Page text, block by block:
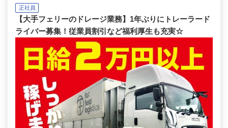
正社員
【大手フェリーのドレージ業務】1年ぶりにトレーラード
ライバー募集！従業員割引など福利厚生も充実☆